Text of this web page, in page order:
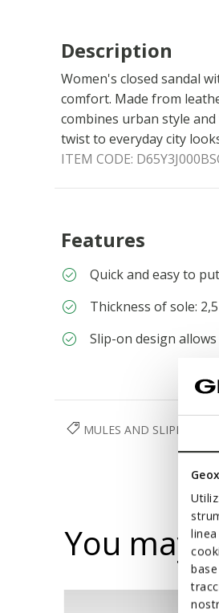
Description
Women's closed sandal
comfort. Made from
combines urban style
twist to everyday city
ITEM CODE:
Features
Quick and easy to
Thickness of sole:
Slip-on design
MULES AND SLIPPERS
You may